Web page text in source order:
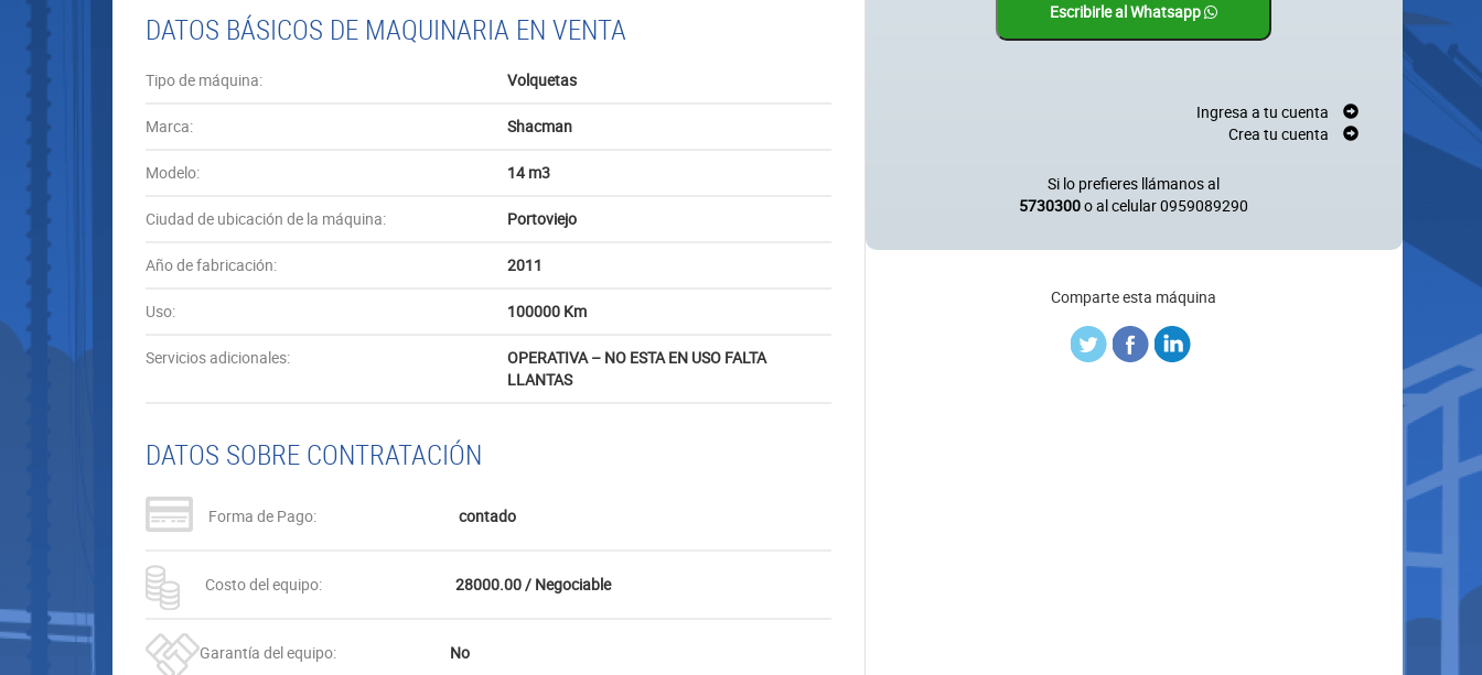
DATOS BÁSICOS DE MAQUINARIA EN VENTA
Tipo de máquina: Volquetas
Marca: Shacman
Modelo: 14 m3
Ciudad de ubicación de la máquina: Portoviejo
Año de fabricación: 2011
Uso: 100000 Km
Servicios adicionales:
OPERATIVA – NO ESTA EN USO FALTA
LLANTAS
DATOS SOBRE CONTRATACIÓN
Forma de Pago: contado
Costo del equipo: 28000.00 / Negociable
Garantía del equipo: No
Escribirle al Whatsapp
Ingresa a tu cuenta
Crea tu cuenta
Si lo prefieres llámanos al
5730300o al celular0959089290
Comparte esta máquina